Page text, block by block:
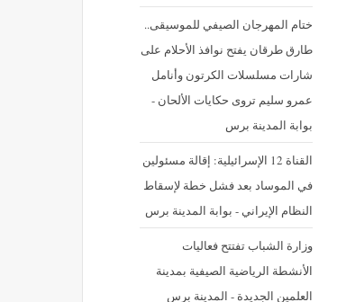
ختام المهرجان الصيفي للموسيقى..
طارق طرقان يفتح نوافذ الأحلام على
شارات مسلسلات الكرتون وأنامل
عمرو سليم تروى حكايات الألحان -
بوابة المدينة برس
القناة 12 الإسرائيلية: إقالة مسئولين
في الموساد بعد فشل خطة لإسقاط
النظام الإيراني - بوابة المدينة برس
وزارة الشباب تفتتح فعاليات
الأنشطة الرياضية الصيفية بمدينة
العلمين الجديدة - المدينة برس